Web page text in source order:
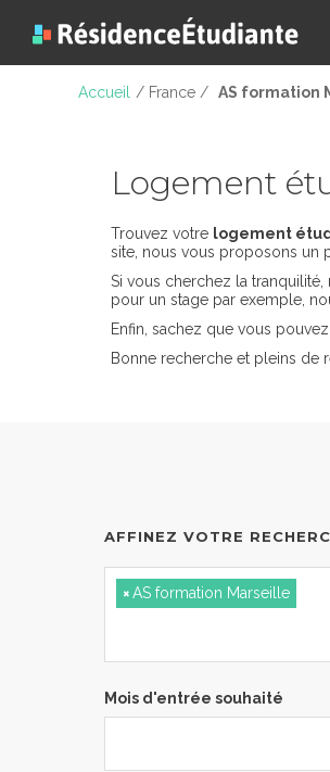
Accueil / France / AS formation
Logement
Trouvez votre logement
site, nous vous proposons un
Si vous cherchez la
pour un stage par exemple,
Enfin, sachez que vous
Bonne recherche et pleins de
AFFINEZ VOTRE
×AS formation Marseille
Mois d'entrée souhaité